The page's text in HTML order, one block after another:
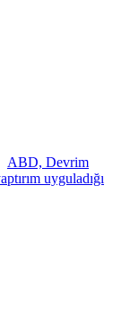
ABD, Devrim
uyguladığı